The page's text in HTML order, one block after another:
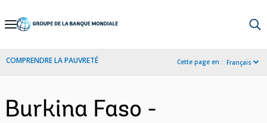
Skip
Navigation
COMPRENDRE LA PAUVRETÉ Cette page en : Français
Burkina Faso -